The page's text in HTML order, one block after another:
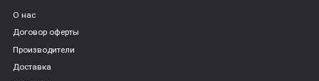
О нас
Договор оферты
Производители
Доставка